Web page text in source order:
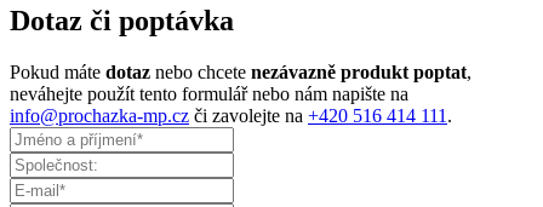
Dotaz či poptávka
Pokud máte dotaz nebo chcete nezávazně produkt poptat,
neváhejte použít tento formulář nebo nám napište na
info@prochazka-mp.cz či zavolejte na +420 516 414 111 .